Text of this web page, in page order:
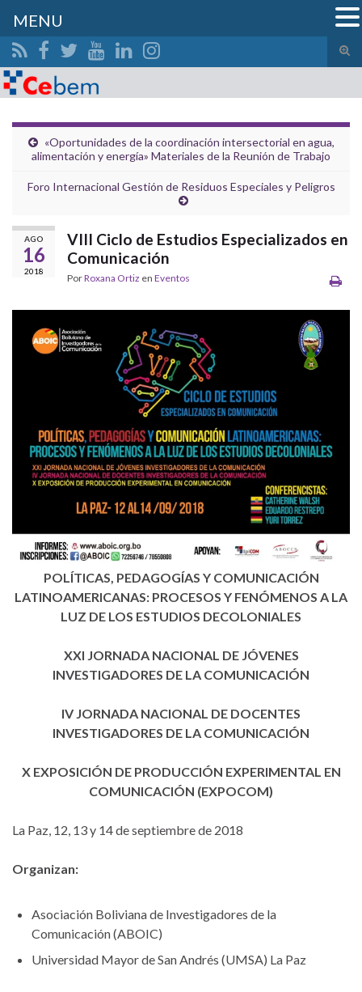
el
Search for:
«Oportunidades de la coordinación intersectorial en agua,
alimentación y energía» Materiales de la Reunión de Trabajo
Foro Internacional Gestión de Residuos Especiales y Peligros
AGO
16
2018
VIII Ciclo de Estudios Especializados en
Comunicación
PorRoxana Ortiz en Eventos
POLÍTICAS, PEDAGOGÍAS Y COMUNICACIÓN
LATINOAMERICANAS: PROCESOS Y FENÓMENOS A LA
LUZ DE LOS ESTUDIOS DECOLONIALES
XXI JORNADA NACIONAL DE JÓVENES
INVESTIGADORES DE LA COMUNICACIÓN
IV JORNADA NACIONAL DE DOCENTES
INVESTIGADORES DE LA COMUNICACIÓN
X EXPOSICIÓN DE PRODUCCIÓN EXPERIMENTAL EN
COMUNICACIÓN (EXPOCOM)
La Paz, 12, 13 y 14 de septiembre de 2018
Organizan:
Asociación Boliviana de Investigadores de la
Comunicación (ABOIC)
Universidad Mayor de San Andrés (UMSA) La Paz
MENU